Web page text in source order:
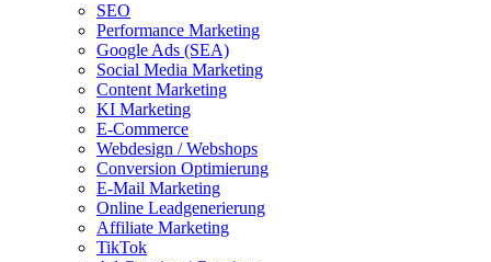
SEO
Performance Marketing
Google Ads (SEA)
Social Media Marketing
Content Marketing
KI Marketing
E-Commerce
Webdesign / Webshops
Conversion Optimierung
E-Mail Marketing
Online Leadgenerierung
Affiliate Marketing
TikTok